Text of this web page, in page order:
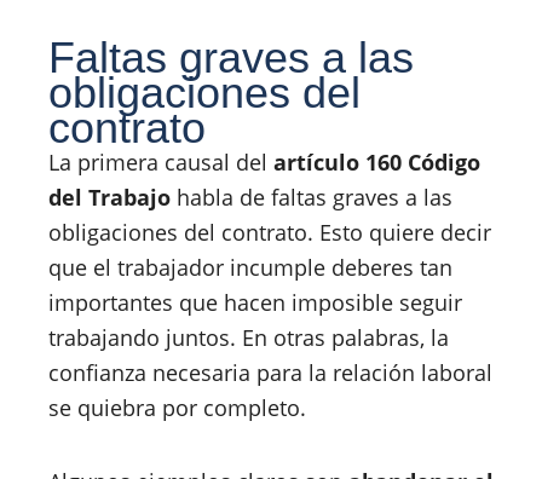
Faltas graves a las
obligaciones del
contrato
La primera causal del artículo 160 Código
del Trabajo habla de faltas graves a las
obligaciones del contrato. Esto quiere decir
que el trabajador incumple deberes tan
importantes que hacen imposible seguir
trabajando juntos. En otras palabras, la
confianza necesaria para la relación laboral
se quiebra por completo.